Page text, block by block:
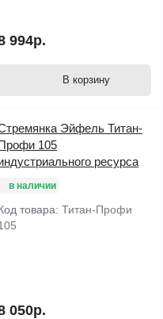
994р.
В корзину
Эйфель Титан-
105
ресурса
в наличии
товара: Титан-Профи
050р.